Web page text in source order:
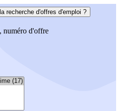
recherche d'offres d'emploi ?
numéro d'offre